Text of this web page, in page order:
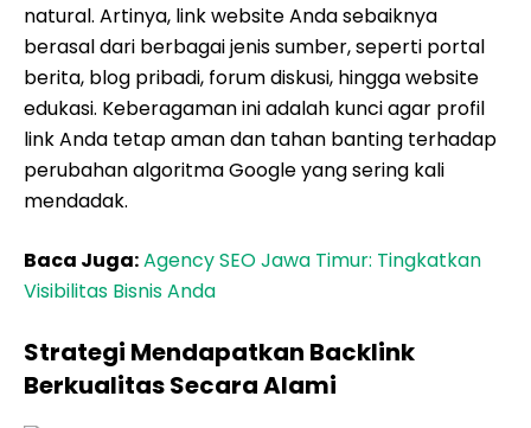
natural. Artinya, link website Anda sebaiknya
berasal dari berbagai jenis sumber, seperti portal
berita, blog pribadi, forum diskusi, hingga website
edukasi. Keberagaman ini adalah kunci agar profil
link Anda tetap aman dan tahan banting terhadap
perubahan algoritma Google yang sering kali
mendadak.
Baca Juga:Agency SEO Jawa Timur: Tingkatkan
Visibilitas Bisnis Anda
Strategi Mendapatkan Backlink
Berkualitas Secara Alami